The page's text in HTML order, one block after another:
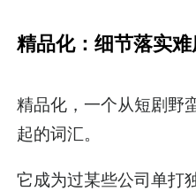
精品化：细节落实
精品化，一个从短剧野
起的词汇。
它成为过某些公司单打